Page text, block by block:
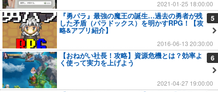
2021-01-25 18:00:00
5
『勇パラ』最強の魔王の誕生…過去の勇者が残
した矛盾（パラドックス）を明かすRPG！【攻
略&アプリ紹介】
2016-06-13 20:30:00
6
【おねがい社長！攻略】資源危機とは？効率よ
く使って実力を上げよう
2021-04-27 19:00:00